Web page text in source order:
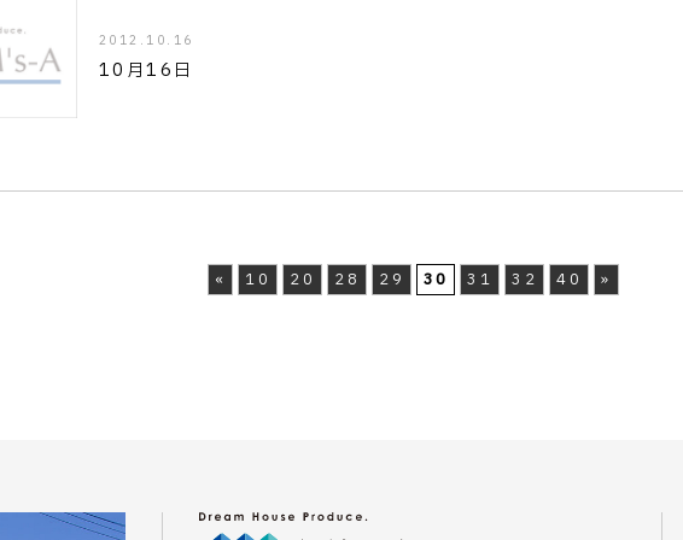
2012.10.16
10月16日
« 10 20 28 29 30 31 32 40 »